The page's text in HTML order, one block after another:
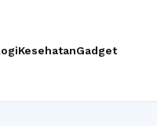
KesehatanGadget